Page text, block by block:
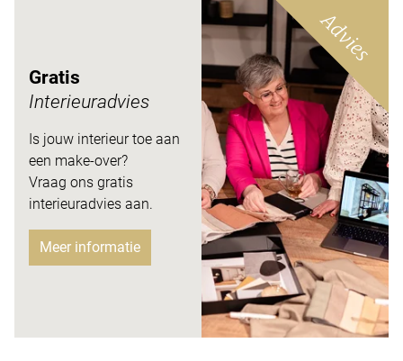
Gratis
Interieuradvies
Is jouw interieur toe aan
een make-over?
Vraag ons gratis
interieuradvies aan.
Meer informatie
Advies